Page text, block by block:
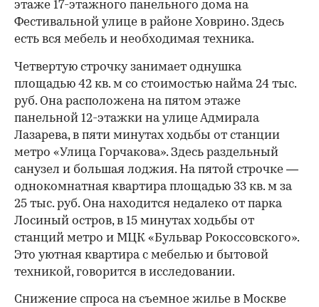
этаже 17-этажного панельного дома на
Фестивальной улице в районе Ховрино. Здесь
есть вся мебель и необходимая техника.
Четвертую строчку занимает однушка
площадью 42 кв. м со стоимостью найма 24 тыс.
руб. Она расположена на пятом этаже
панельной 12-этажки на улице Адмирала
Лазарева, в пяти минутах ходьбы от станции
метро «Улица Горчакова». Здесь раздельный
санузел и большая лоджия. На пятой строчке —
однокомнатная квартира площадью 33 кв. м за
25 тыс. руб. Она находится недалеко от парка
Лосиный остров, в 15 минутах ходьбы от
станций метро и МЦК «Бульвар Рокоссовского».
Это уютная квартира с мебелью и бытовой
техникой, говорится в исследовании.
Снижение спроса на съемное жилье в Москве